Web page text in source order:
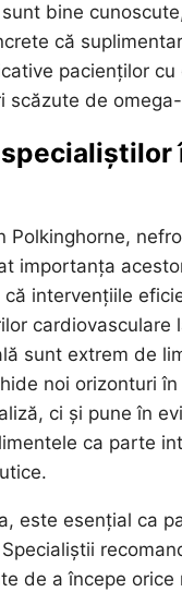
bine
că
pacienților cu
scăzute de
Polkinghorne,
importanța
intervențiile
cardiovasculare
sunt extrem de
noi orizonturi
ci și pune în
ca parte
este esențial ca
de a începe orice